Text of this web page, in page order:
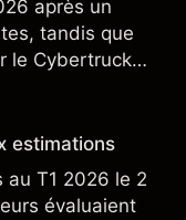
après un
tandis que
le Cybertruck
estimations
au T1 2026 le 2
évaluaient